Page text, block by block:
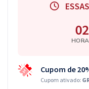
02
Cupom de
Cupom ativado: